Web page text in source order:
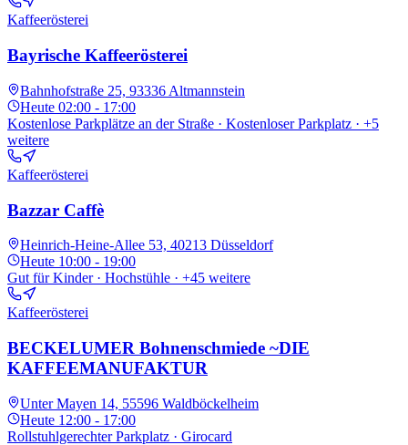
Kaffeerösterei
Bayrische Kaffeerösterei
Bahnhofstraße 25, 93336 Altmannstein
Heute 02:00 - 17:00
Kostenlose Parkplätze an der Straße · Kostenloser Parkplatz · +5
weitere
Kaffeerösterei
Bazzar Caffè
Heinrich-Heine-Allee 53, 40213 Düsseldorf
Heute 10:00 - 19:00
Gut für Kinder · Hochstühle · +45 weitere
Kaffeerösterei
BECKELUMER Bohnenschmiede ~DIE
KAFFEEMANUFAKTUR
Unter Mayen 14, 55596 Waldböckelheim
Heute 12:00 - 17:00
Rollstuhlgerechter Parkplatz · Girocard